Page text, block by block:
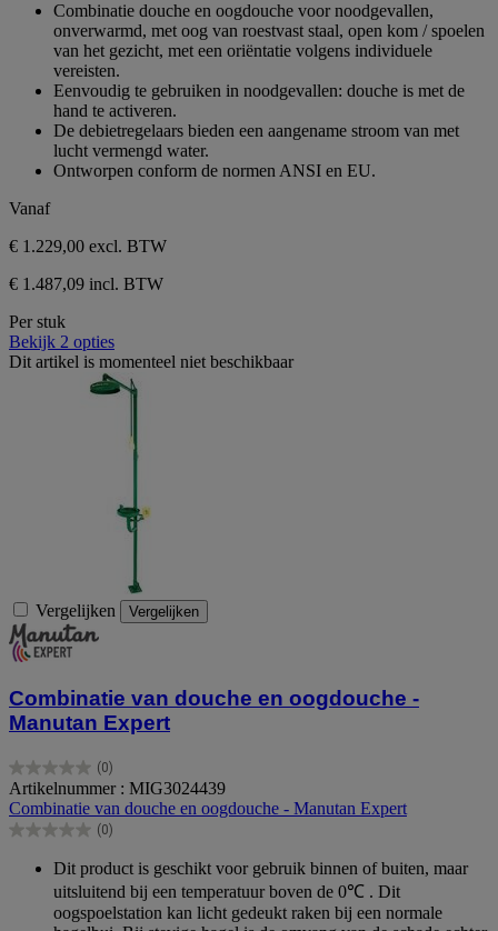
sterren.
Combinatie douche en oogdouche voor noodgevallen,
onverwarmd, met oog van roestvast staal, open kom / spoelen
van het gezicht, met een oriëntatie volgens individuele
vereisten.
Eenvoudig te gebruiken in noodgevallen: douche is met de
hand te activeren.
De debietregelaars bieden een aangename stroom van met
lucht vermengd water.
Ontworpen conform de normen ANSI en EU.
Vanaf
€ 1.229,00 excl. BTW
€ 1.487,09 incl. BTW
Per stuk
Bekijk 2 opties
Dit artikel is momenteel niet beschikbaar
Vergelijken Vergelijken
Combinatie van douche en oogdouche -
Manutan Expert
(0)
0.0
van
de
5
Artikelnummer : MIG3024439
Combinatie van douche en oogdouche - Manutan Expert
(0)
0.0
sterren.
Dit product is geschikt voor gebruik binnen of buiten, maar
uitsluitend bij een temperatuur boven de 0℃ . Dit
oogspoelstation kan licht gedeukt raken bij een normale